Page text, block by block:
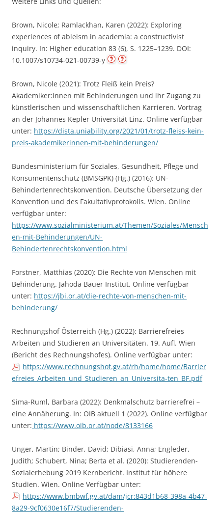
Brown, Nicole; Ramlackhan, Karen (2022): Exploring
experiences of ableism in academia: a constructivist
inquiry. In: Higher education 83 (6), S. 1225–1239. DOI:
10.1007/s10734-021-00739-y
Brown, Nicole (2021): Trotz Fleiß kein Preis?
Akademiker:innen mit Behinderungen und ihr Zugang zu
künstlerischen und wissenschaftlichen Karrieren. Vortrag
an der Johannes Kepler Universität Linz. Online verfügbar
unter: https://dista.uniability.org/2021/01/trotz-fleiss-kein-
preis-akademikerinnen-mit-behinderungen/
Bundesministerium für Soziales, Gesundheit, Pflege und
Konsumentenschutz (BMSGPK) (Hg.) (2016): UN-
Behindertenrechtskonvention. Deutsche Übersetzung der
Konvention und des Fakultativprotokolls. Wien. Online
verfügbar unter:
https://www.sozialministerium.at/Themen/Soziales/Mensch
en-mit-Behinderungen/UN-
Behindertenrechtskonvention.html
Forstner, Matthias (2020): Die Rechte von Menschen mit
Behinderung. Jahoda Bauer Institut. Online verfügbar
unter: https://jbi.or.at/die-rechte-von-menschen-mit-
behinderung/
Rechnungshof Österreich (Hg.) (2022): Barrierefreies
Arbeiten und Studieren an Universitäten. 19. Aufl. Wien
(Bericht des Rechnungshofes). Online verfügbar unter:
https://www.rechnungshof.gv.at/rh/home/home/Barrier
efreies_Arbeiten_und_Studieren_an_Universita-ten_BF.pdf
Sima-Ruml, Barbara (2022): Denkmalschutz barrierefrei –
eine Annäherung. In: OIB aktuell 1 (2022). Online verfügbar
unter: https://www.oib.or.at/node/8133166
Unger, Martin; Binder, David; Dibiasi, Anna; Engleder,
Judith; Schubert, Nina; Berta et al. (2020): Studierenden-
Sozialerhebung 2019 Kernbericht. Institut für höhere
Studien. Wien. Online Verfügbar unter:
https://www.bmbwf.gv.at/dam/jcr:843d1b68-398a-4b47-
8a29-9cf0630e16f7/Studierenden-